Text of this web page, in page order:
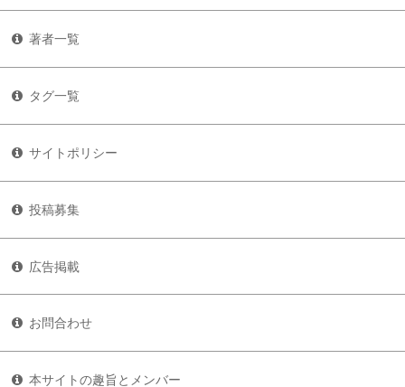
著者一覧
タグ一覧
サイトポリシー
投稿募集
広告掲載
お問合わせ
本サイトの趣旨とメンバー